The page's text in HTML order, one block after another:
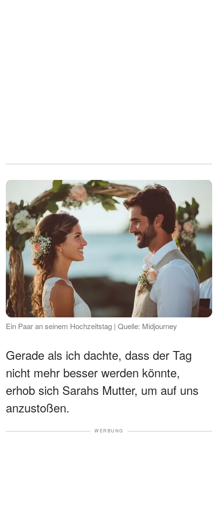
Ein Paar an seinem Hochzeitstag | Quelle: Midjourney
Gerade als ich dachte, dass der Tag
nicht mehr besser werden könnte,
erhob sich Sarahs Mutter, um auf uns
anzustoßen.
WERBUNG